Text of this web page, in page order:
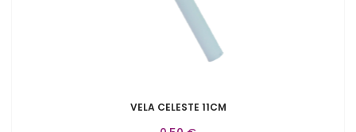
VELA CELESTE 11CM